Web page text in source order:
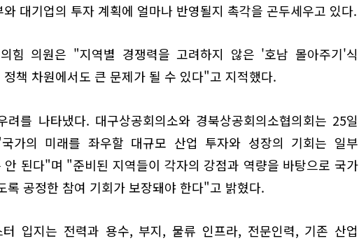
대기업의 투자 계획에 얼마나 반영될지 촉각을 곤두세우고 있다.
힘 의원은 "지역별 경쟁력을 고려하지 않은 '호남 몰아주기'식
책 차원에서도 큰 문제가 될 수 있다"고 지적했다.
려를 나타냈다. 대구상공회의소와 경북상공회의소협의회는 25일
가의 미래를 좌우할 대규모 산업 투자와 성장의 기회는 일부
안 된다"며 "준비된 지역들이 각자의 강점과 역량을 바탕으로 국가
록 공정한 참여 기회가 보장돼야 한다"고 밝혔다.
입지는 전력과 용수, 부지, 물류 인프라, 전문인력, 기존 산업